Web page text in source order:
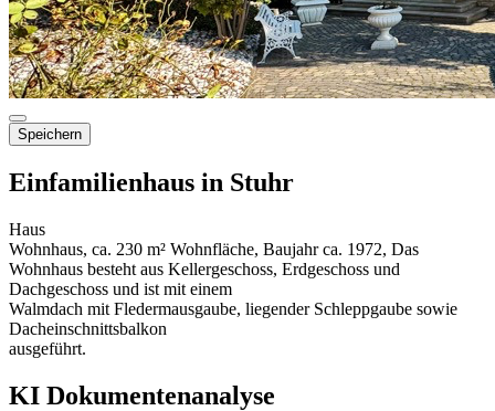
Speichern
Einfamilienhaus in Stuhr
Haus
Wohnhaus, ca. 230 m² Wohnfläche, Baujahr ca. 1972, Das
Wohnhaus besteht aus Kellergeschoss, Erdgeschoss und
Dachgeschoss und ist mit einem
Walmdach mit Fledermausgaube, liegender Schleppgaube sowie
Dacheinschnittsbalkon
ausgeführt.
KI Dokumentenanalyse